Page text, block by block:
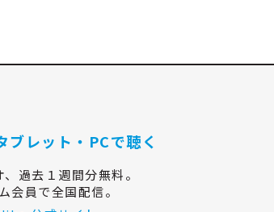
ブレット・PCで聴く
過去１週間分無料。
会員で全国配信。